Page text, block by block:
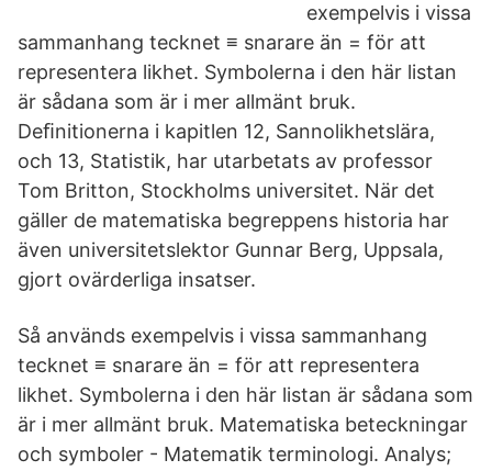
exempelvis i vissa
sammanhang tecknet ≡ snarare än = för att
representera likhet. Symbolerna i den här listan
är sådana som är i mer allmänt bruk.
Deﬁnitionerna i kapitlen 12, Sannolikhetslära,
och 13, Statistik, har utarbetats av professor
Tom Britton, Stockholms universitet. När det
gäller de matematiska begreppens historia har
även universitetslektor Gunnar Berg, Uppsala,
gjort ovärderliga insatser.
Så används exempelvis i vissa sammanhang
tecknet ≡ snarare än = för att representera
likhet. Symbolerna i den här listan är sådana som
är i mer allmänt bruk. Matematiska beteckningar
och symboler - Matematik terminologi. Analys;